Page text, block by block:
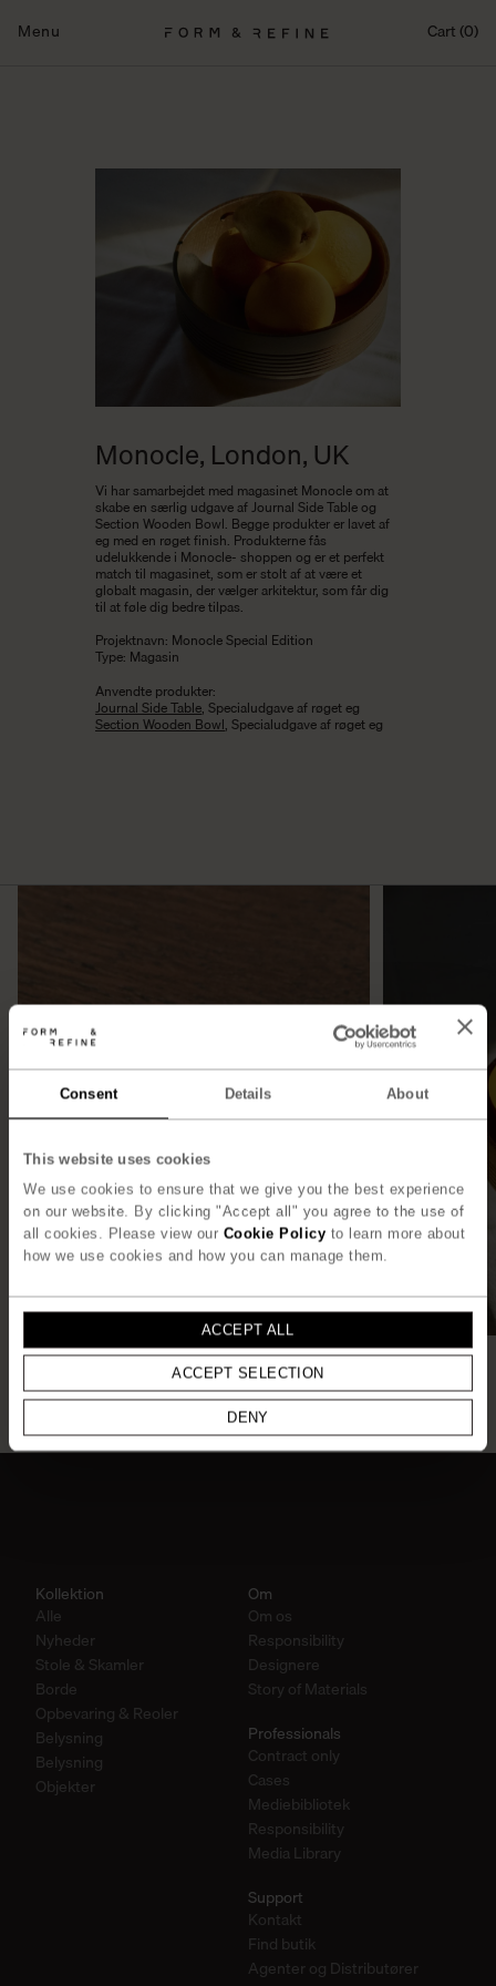
Consent Details About
This website uses cookies
We use cookies to ensure that we give you the best experience
on our website. By clicking "Accept all" you agree to the use of
all cookies. Please view our Cookie Policy to learn more about
how we use cookies and how you can manage them.
ACCEPT ALL
ACCEPT SELECTION
DENY
Menu Cart (0)
Monocle, London, UK
Vi har samarbejdet med magasinet Monocle om at
skabe en særlig udgave af Journal Side Table og
Section Wooden Bowl. Begge produkter er lavet af
eg med en røget finish. Produkterne fås
udelukkende i Monocle- shoppen og er et perfekt
match til magasinet, som er stolt af at være et
globalt magasin, der vælger arkitektur, som får dig
til at føle dig bedre tilpas.
Projektnavn: Monocle Special Edition
Type: Magasin
Anvendte produkter:
Journal Side Table, Specialudgave af røget eg
Section Wooden Bowl, Specialudgave af røget eg
Kollektion
Alle
Nyheder
Stole & Skamler
Borde
Opbevaring & Reoler
Belysning
Belysning
Objekter
Om
Om os
Responsibility
Designere
Story of Materials
Professionals
Contract only
Cases
Mediebibliotek
Responsibility
Media Library
Support
Kontakt
Find butik
Agenter og Distributører